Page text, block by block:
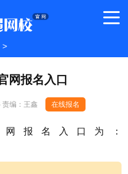
>
网报名入口
责编：王鑫 在线报名
报名入口为：